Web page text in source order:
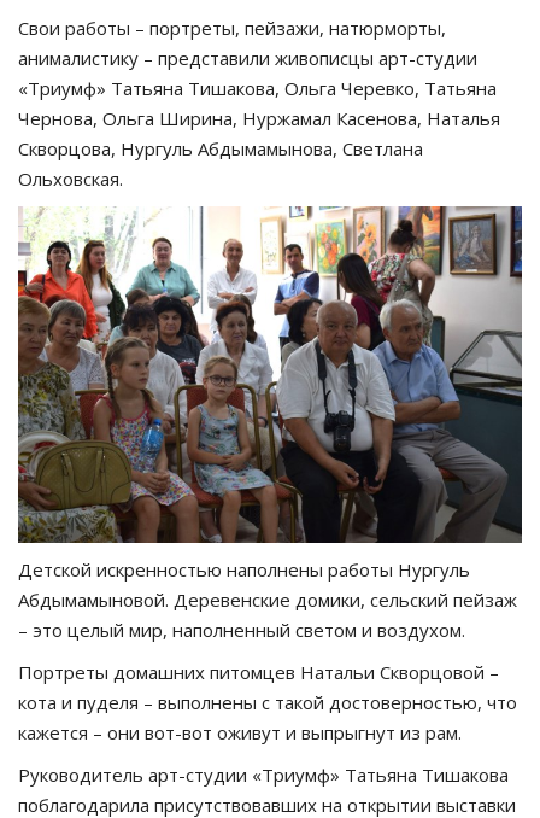
Свои работы – портреты, пейзажи, натюрморты,
анималистику – представили живописцы арт-студии
«Триумф» Татьяна Тишакова, Ольга Черевко, Татьяна
Чернова, Ольга Ширина, Нуржамал Касенова, Наталья
Скворцова, Нургуль Абдымамынова, Светлана
Ольховская.
Детской искренностью наполнены работы Нургуль
Абдымамыновой. Деревенские домики, сельский пейзаж
– это целый мир, наполненный светом и воздухом.
Портреты домашних питомцев Натальи Скворцовой –
кота и пуделя – выполнены с такой достоверностью, что
кажется – они вот-вот оживут и выпрыгнут из рам.
Руководитель арт-студии «Триумф» Татьяна Тишакова
поблагодарила присутствовавших на открытии выставки